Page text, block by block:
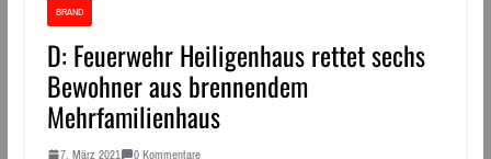
BRAND
D: Feuerwehr Heiligenhaus rettet sechs
Bewohner aus brennendem
Mehrfamilienhaus
7. März 2021 0 Kommentare